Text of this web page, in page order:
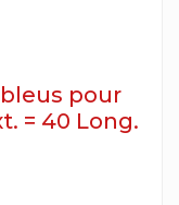
pour
= 40 Long.